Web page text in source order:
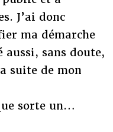
J’ai donc
ma démarche
sans doute,
suite de mon
sorte un…